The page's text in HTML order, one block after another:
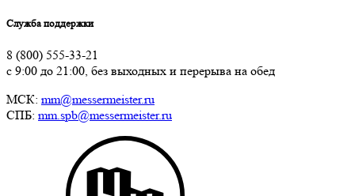
Служба поддержки
8 (800) 555-33-21
с 9:00 до 21:00, без выходных и перерыва на обед
МСК: mm@messermeister.ru
СПБ: mm.spb@messermeister.ru